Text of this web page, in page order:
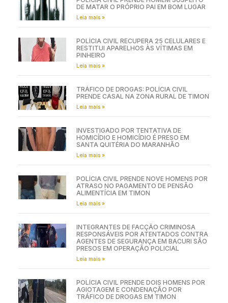
DE MATAR O PRÓPRIO PAI EM BOM LUGAR
Leia mais »
POLÍCIA CIVIL RECUPERA 25 CELULARES E
RESTITUI APARELHOS ÀS VÍTIMAS EM
PINHEIRO
Leia mais »
TRÁFICO DE DROGAS: POLÍCIA CIVIL
PRENDE CASAL NA ZONA RURAL DE TIMON
Leia mais »
INVESTIGADO POR TENTATIVA DE
HOMICÍDIO E HOMICÍDIO É PRESO EM
SANTA QUITÉRIA DO MARANHÃO
Leia mais »
POLÍCIA CIVIL PRENDE NOVE HOMENS POR
ATRASO NO PAGAMENTO DE PENSÃO
ALIMENTÍCIA EM TIMON
Leia mais »
INTEGRANTES DE FACÇÃO CRIMINOSA
RESPONSÁVEIS POR ATENTADOS CONTRA
AGENTES DE SEGURANÇA EM BACURI SÃO
PRESOS EM OPERAÇÃO POLICIAL
Leia mais »
POLÍCIA CIVIL PRENDE DOIS HOMENS POR
AGIOTAGEM E CONDENAÇÃO POR
TRÁFICO DE DROGAS EM TIMON